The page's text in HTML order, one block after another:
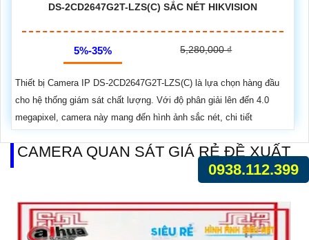
DS-2CD2647G2T-LZS(C) SẮC NÉT HIKVISION
5%-35% 5,280,000 ₫
Thiết bị Camera IP DS-2CD2647G2T-LZS(C) là lựa chọn hàng đầu
cho hệ thống giám sát chất lượng. Với độ phân giải lên đến 4.0
megapixel, camera này mang đến hình ảnh sắc nét, chi tiết
CAMERA QUAN SÁT GIÁ RẺ ĐỀ XUẤT
0938.112.399